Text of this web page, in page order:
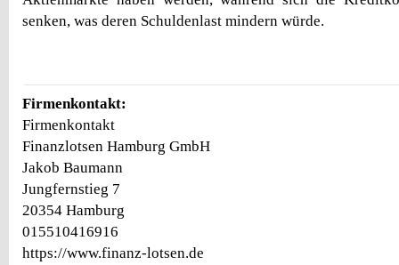
senken, was deren Schuldenlast mindern würde.
Firmenkontakt:
Firmenkontakt
Finanzlotsen Hamburg GmbH
Jakob Baumann
Jungfernstieg 7
20354 Hamburg
015510416916
https://www.finanz-lotsen.de